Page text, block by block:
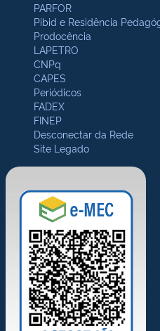
PARFOR
Pibid e Residência
Prodocência
LAPETRO
CNPq
CAPES
Periódicos
FADEX
FINEP
Desconectar da Rede
Site Legado